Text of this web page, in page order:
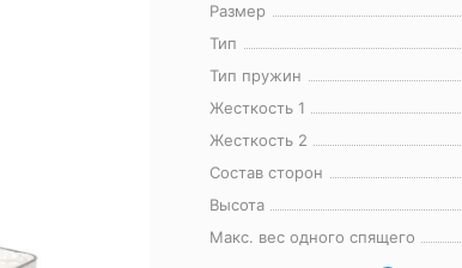
Размер
Тип
Тип пружин
Жесткость 1
Жесткость 2
Состав сторон
Высота
Макс. вес одного спящего